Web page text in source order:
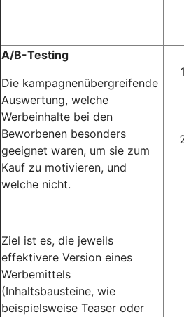
A/B-Testing
Die kampagnenübergreifende
Auswertung, welche
Werbeinhalte bei den
Beworbenen besonders
geeignet waren, um sie zum
Kauf zu motivieren, und
welche nicht.
Ziel ist es, die jeweils
effektivere Version eines
Werbemittels
(Inhaltsbausteine, wie
beispielsweise Teaser oder